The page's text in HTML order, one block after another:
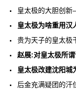
皇太极的大胆创
皇太极为啥重用汉
贵为天子的皇太极
赵展:对皇太极所
皇太极改建沈阳城
后金充满疑团的汗